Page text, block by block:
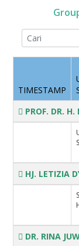
TIMESTAMP
PROF. DR.
HJ. LETIZIA
DR. RINA